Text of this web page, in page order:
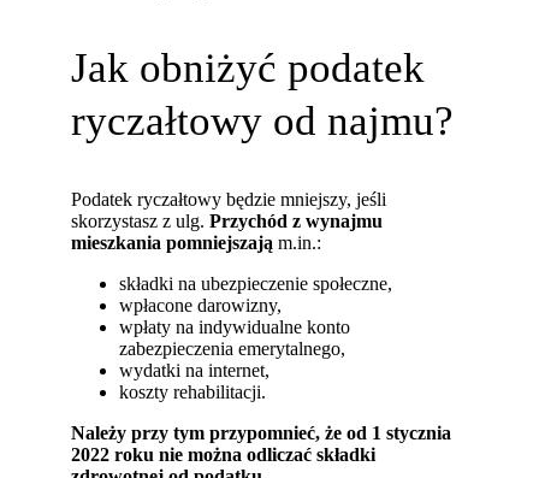
Jak obniżyć podatek
ryczałtowy od najmu?
Podatek ryczałtowy będzie mniejszy, jeśli
skorzystasz z ulg.Przychód z wynajmu
mieszkania pomniejszają m.in.:
składki na ubezpieczenie społeczne,
wpłacone darowizny,
wpłaty na indywidualne konto
zabezpieczenia emerytalnego,
wydatki na internet,
koszty rehabilitacji.
Należy przy tym przypomnieć, że od 1 stycznia
2022 roku nie można odliczać składki